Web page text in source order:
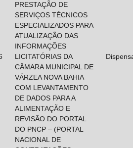
PRESTAÇÃO DE
SERVIÇOS TÉCNICOS
ESPECIALIZADOS PARA
ATUALIZAÇÃO DAS
INFORMAÇÕES
LICITATÓRIAS DA
CÂMARA MUNICIPAL DE
VÁRZEA NOVA BAHIA
COM LEVANTAMENTO
DE DADOS PARA A
ALIMENTAÇÃO E
REVISÃO DO PORTAL
DO PNCP – (PORTAL
NACIONAL DE
de ferramentas